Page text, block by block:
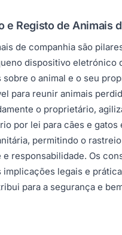
e Registo de Animais
de companhia são
dispositivo eletrónico
o animal e o seu
para reunir animais
o proprietário,
por lei para cães e
permitindo o
responsabilidade. Os
implicações legais e
para a segurança e